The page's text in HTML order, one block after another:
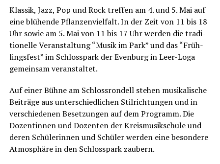
Klas­sik, Jazz, Pop und Rock tref­fen am 4. und 5. Mai auf
eine blü­hen­de Pflan­zen­viel­falt. In der Zeit von 11 bis 18
Uhr sowie am 5. Mai von 11 bis 17 Uhr wer­den die tra­di­
tio­nel­le Ver­an­stal­tung “Musik im Park” und das “Früh­
lings­fest” im Schloss­park der Even­burg in Leer-Loga
gemein­sam veranstaltet.
Auf einer Büh­ne am Schloss­ron­dell ste­hen musi­ka­li­sche
Bei­trä­ge aus unter­schied­li­chen Stil­rich­tun­gen und in
ver­schie­de­nen Beset­zun­gen auf dem Pro­gramm. Die
Dozen­tin­nen und Dozen­ten der Kreis­mu­sik­schu­le und
deren Schü­le­rin­nen und Schü­ler wer­den eine beson­de­re
Atmo­sphä­re in den Schloss­park zaubern.